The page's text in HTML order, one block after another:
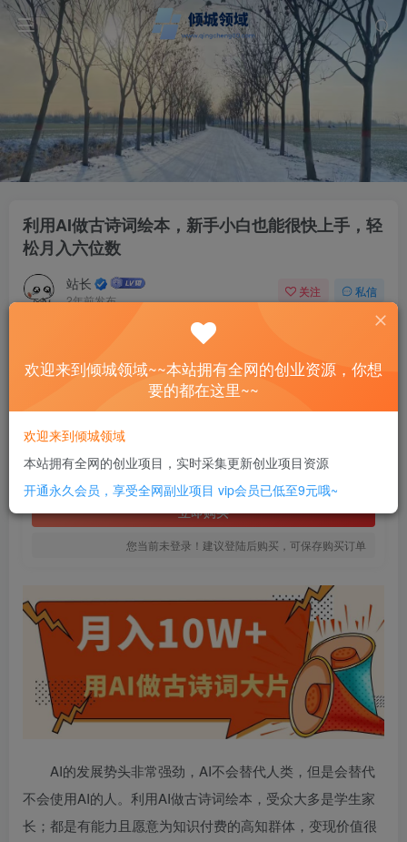
利用AI做古诗词绘本，新手小白也能很快上手，轻
松月入六位数
站长
2年前发布
关注 私信
利用AI做古诗词绘本，新手小白也能很快上手，轻松月入六位数
此内容为付费资源，请付费后查看
SVIP全站会员 免费
立即购买
您当前未登录！建议登陆后购买，可保存购买订单
已售 3
AI的发展势头非常强劲，AI不会替代人类，但是会替代
不会使用AI的人。利用AI做古诗词绘本，受众大多是学生家
长；都是有能力且愿意为知识付费的高知群体，变现价值很
欢迎来到倾城领域~~本站拥有全网的创业资源，你想
要的都在这里~~
欢迎来到倾城领域
本站拥有全网的创业项目，实时采集更新创业项目资源
开通永久会员，享受全网副业项目 vip会员已低至9元哦~